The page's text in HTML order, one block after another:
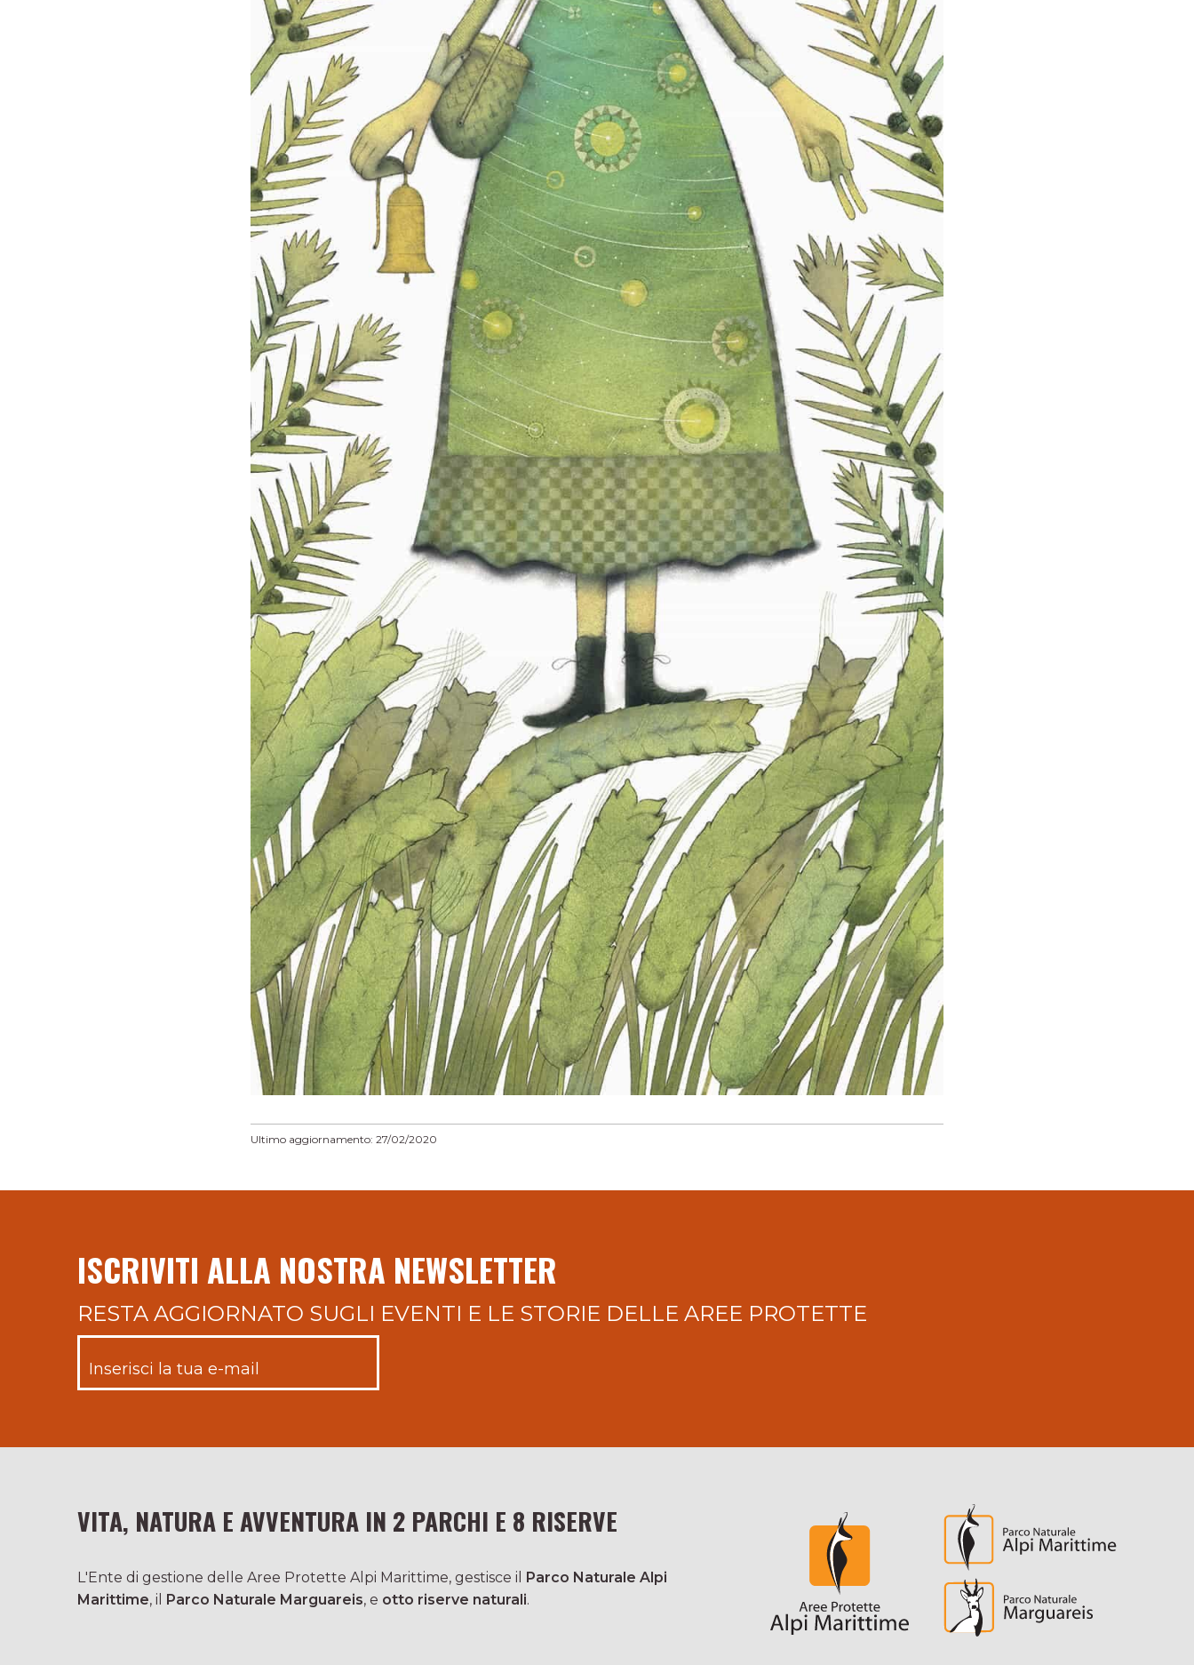
Ultimo aggiornamento: 27/02/2020
ISCRIVITI ALLA NOSTRA NEWSLETTER
RESTA AGGIORNATO SUGLI EVENTI E LE STORIE DELLE AREE PROTETTE
VITA, NATURA E AVVENTURA IN 2 PARCHI E 8 RISERVE
L'Ente di gestione delle Aree Protette Alpi Marittime, gestisce il Parco Naturale Alpi
Marittime, il Parco Naturale Marguareis, e otto riserve naturali.